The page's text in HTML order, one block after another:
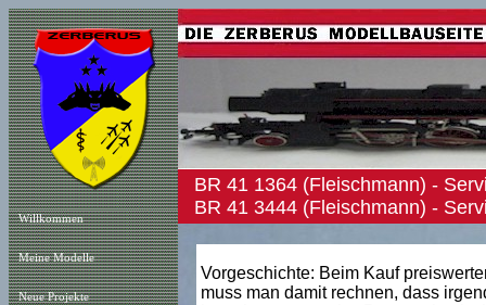
Willkommen
Meine Modelle
Neue Projekte
BR 41 1364 (Fleischmann) -
BR 41 3444 (Fleischmann) -
Vorgeschichte: Beim Kauf
muss man damit rechnen, dass